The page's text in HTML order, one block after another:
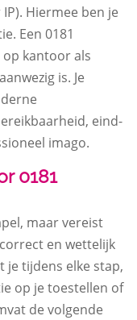
Hiermee ben je
Een 0181
kantoor als
is. Je
eind-
imago.
0181
maar vereist
en wettelijk
je tijdens elke stap,
op je toestellen of
de volgende